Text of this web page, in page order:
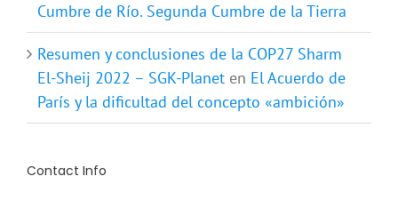
Cumbre de Río. Segunda Cumbre de la Tierra
Resumen y conclusiones de la COP27 Sharm
El-Sheij 2022 – SGK-Planet en El Acuerdo de
París y la dificultad del concepto «ambición»
Contact Info